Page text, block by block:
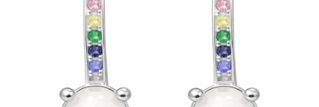
hvězdiček.